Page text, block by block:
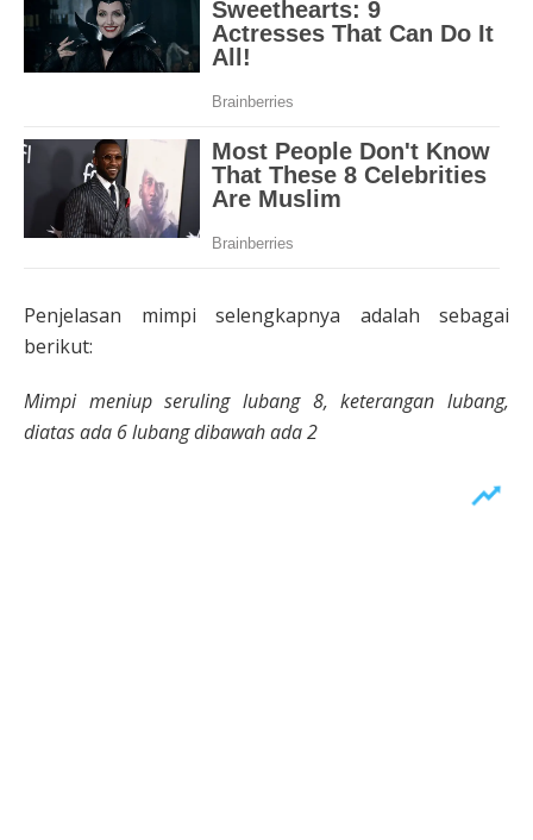
Penjelasan mimpi selengkapnya adalah sebagai
berikut:
Mimpi meniup seruling lubang 8, keterangan lubang,
diatas ada 6 lubang dibawah ada 2